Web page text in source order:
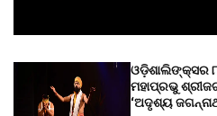
ଓଡ଼ିଶାଲିଙ୍କ୍ସର
ମହାପ୍ରଭୁ
‘ଅଦୃଶ୍ୟ